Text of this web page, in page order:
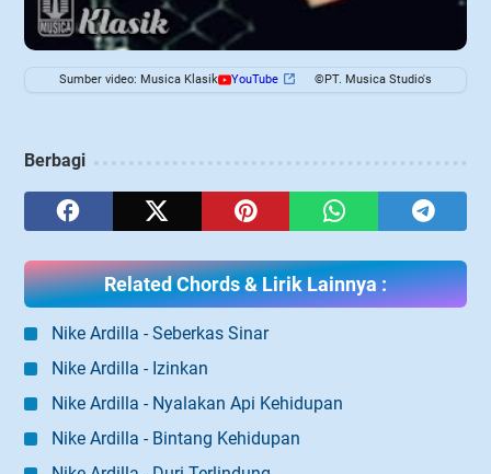
Sumber video: Musica Klasik YouTube ©PT. Musica Studio's
Berbagi
Related Chords & Lirik Lainnya :
Nike Ardilla - Seberkas Sinar
Nike Ardilla - Izinkan
Nike Ardilla - Nyalakan Api Kehidupan
Nike Ardilla - Bintang Kehidupan